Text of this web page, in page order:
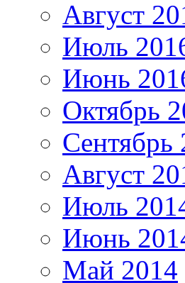
Август
Июль
Июнь
Октябрь
Сентябрь
Август
Июль
Июнь
Май 2014